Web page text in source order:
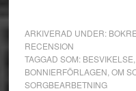
ARKIVERAD UNDER:
RECENSION
TAGGAD SOM: BESVIKELSE
BONNIERFÖRLAGEN OM
SORGBEARBETNING